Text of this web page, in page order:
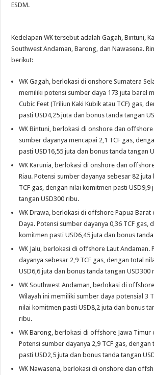
ESDM.
Kedelapan WK tersebut adalah Gagah, Bintuni,
Southwest Andaman, Barong, dan Nawasena.
berikut:
WK Gagah, berlokasi di onshore Sumatera
memiliki potensi sumber daya 173 juta barel
Cubic Feet (Triliun Kaki Kubik atau TCF) gas,
pasti USD4,25 juta dan bonus tanda tangan
WK Bintuni, berlokasi di onshore dan offshore
sumber dayanya mencapai 2,1 TCF gas,
pasti USD16,55 juta dan bonus tanda tangan
WK Karunia, berlokasi di onshore dan
Riau. Potensi sumber dayanya sebesar 82
TCF gas, dengan nilai komitmen pasti USD9,9
tangan USD300 ribu.
WK Drawa, berlokasi di offshore Papua Barat
Daya. Potensi sumber dayanya 0,36 TCF gas,
komitmen pasti USD6,45 juta dan bonus
WK Jalu, berlokasi di offshore Laut Andaman.
dayanya sebesar 2,9 TCF gas, dengan total
USD6,6 juta dan bonus tanda tangan USD300
WK Southwest Andaman, berlokasi di
Wilayah ini memiliki sumber daya potensial 3
nilai komitmen pasti USD8,2 juta dan bonus
ribu.
WK Barong, berlokasi di offshore Jawa Timur
Potensi sumber dayanya 2,9 TCF gas,
pasti USD2,5 juta dan bonus tanda tangan
WK Nawasena, berlokasi di onshore dan